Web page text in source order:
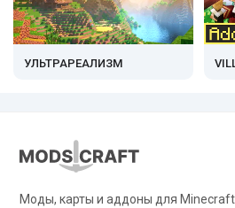
УЛЬТРАРЕАЛИЗМ
Моды, карты и аддоны для Minecraft